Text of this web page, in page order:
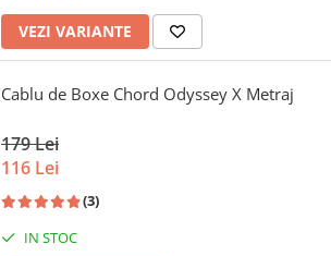
VEZI VARIANTE
Cablu de Boxe Chord Odyssey X Metraj
179 Lei
116 Lei
(3)
IN STOC